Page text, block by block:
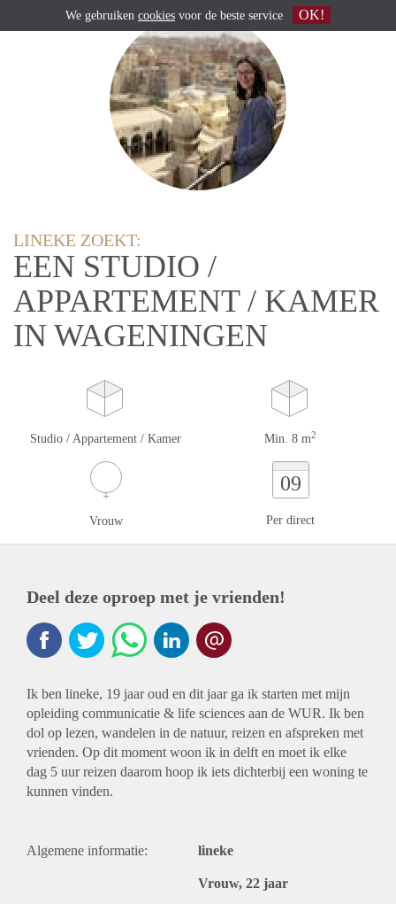
LINEKE ZOEKT:
EEN STUDIO /
APPARTEMENT / KAMER
IN WAGENINGEN
Studio / Appartement / Kamer Min. 8 m2
Vrouw
09
Per direct
Deel deze oproep met je vrienden!
Ik ben lineke, 19 jaar oud en dit jaar ga ik starten met mijn
opleiding communicatie & life sciences aan de WUR. Ik ben
dol op lezen, wandelen in de natuur, reizen en afspreken met
vrienden. Op dit moment woon ik in delft en moet ik elke
dag 5 uur reizen daarom hoop ik iets dichterbij een woning te
kunnen vinden.
Algemene informatie: lineke
Vrouw, 22 jaar
We gebruiken cookies voor de beste service OK!